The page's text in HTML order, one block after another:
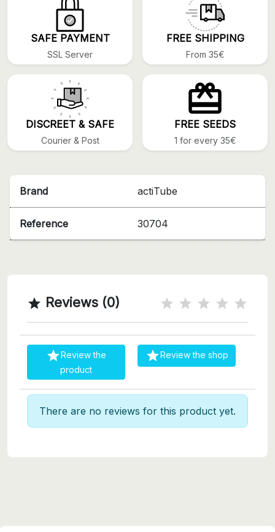
SAFE PAYMENT
SSL Server
FREE SHIPPING
From 35€
DISCREET & SAFE
Courier & Post
FREE SEEDS
1 for every 35€
Brand actiTube
Reference 30704
 Reviews (0)
Review the
product
Review the shop
There are no reviews for this product yet.